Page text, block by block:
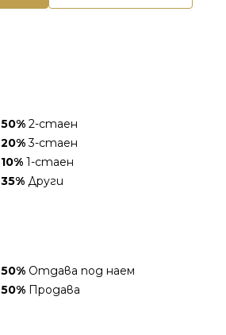
50% 2-стаен
20% 3-стаен
10% 1-стаен
35% Други
50% Отдава под наем
50% Продава